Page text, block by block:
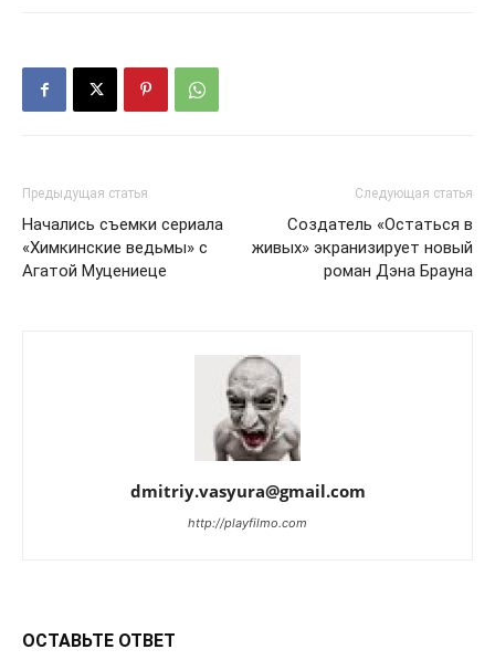
Предыдущая статья
Начались съемки сериала
«Химкинские ведьмы» с
Агатой Муцениеце
Следующая статья
Создатель «Остаться в
живых» экранизирует новый
роман Дэна Брауна
dmitriy.vasyura@gmail.com
http://playfilmo.com
ОСТАВЬТЕ ОТВЕТ